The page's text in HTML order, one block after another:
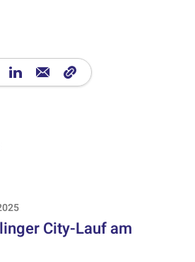
City-Lauf am